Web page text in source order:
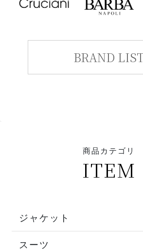
BRAND
商品カテゴリ
ITEM
ジャケット
スーツ